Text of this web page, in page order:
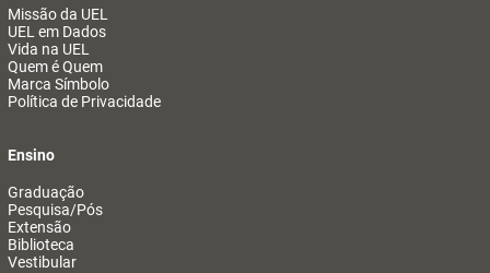
Missão da UEL
UEL em Dados
Vida na UEL
Quem é Quem
Marca Símbolo
Política de Privacidade
Ensino
Graduação
Pesquisa/Pós
Extensão
Biblioteca
Vestibular